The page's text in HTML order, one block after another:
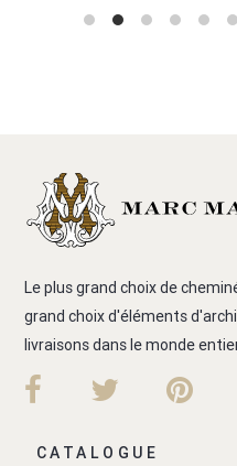
Le plus grand choix de
grand choix d'éléments
livraisons dans le monde
CATALOGUE